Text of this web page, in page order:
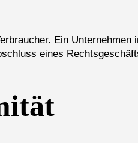
Ein Unternehmen
eines